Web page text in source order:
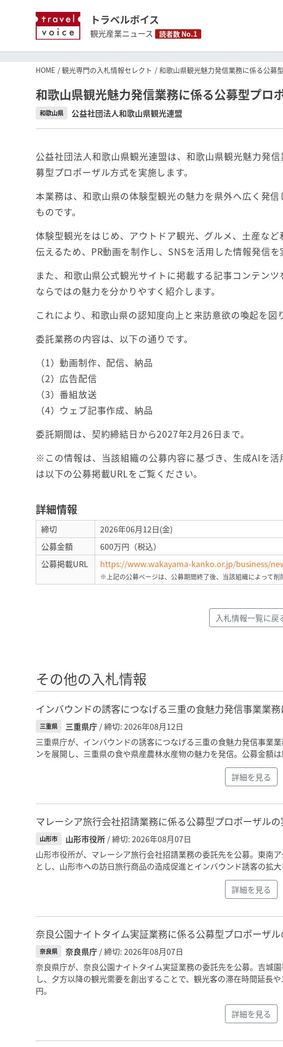
トラベルボイス
観光産業ニュース 読者数 No.1
HOME 観光専門の入札情報セレクト 和歌山県観光魅力発信業務に係る公募
和歌山県観光魅力発信業務に係る公募型プロ
和歌山県 公益社団法人和歌山県観光連盟
公益社団法人和歌山県観光連盟は、和歌山県観光魅力発
募型プロポーザル方式を実施します。
本業務は、和歌山県の体験型観光の魅力を県外へ広く発
ものです。
体験型観光をはじめ、アウトドア観光、グルメ、土産な
伝えるため、PR動画を制作し、SNSを活用した情報発信を
また、和歌山県公式観光サイトに掲載する記事コンテン
ならではの魅力を分かりやすく紹介します。
これにより、和歌山県の認知度向上と来訪意欲の喚起を図
委託業務の内容は、以下の通りです。
（1）動画制作、配信、納品
（2）広告配信
（3）番組放送
（4）ウェブ記事作成、納品
委託期間は、契約締結日から2027年2月26日まで。
※この情報は、当該組織の公募内容に基づき、生成AIを
は以下の公募掲載URLをご覧ください。
詳細情報
締切
2026年06月12日(金)
公募金額
600万円（税込）
公募掲載URL
https://www.wakayama-kanko.or.jp/business/
※上記の公募ページは、公募期間終了後、当該組織によって削
入札情報一覧に戻
その他の入札情報
インバウンドの誘客につなげる三重の食魅力発信事業業
三重県 三重県庁 / 締切: 2026年08月12日
三重県庁が、インバウンドの誘客につなげる三重の食魅力発信事業
ンを展開し、三重県の食や県産農林水産物の魅力を発信。公募金額は
詳細を見る
マレーシア旅行会社招請業務に係る公募型プロポーザル
山形市 山形市役所 / 締切: 2026年08月07日
山形市役所が、マレーシア旅行会社招請業務の委託先を公募。東南
とし、山形市への訪日旅行商品の造成促進とインバウンド誘客の拡
詳細を見る
奈良公園ナイトタイム実証業務に係る公募型プロポーザ
奈良県 奈良県庁 / 締切: 2026年08月07日
奈良県庁が、奈良公園ナイトタイム実証業務の委託先を公募。吉城
し、夕方以降の観光需要を創出することで、観光客の滞在時間延長
円。
詳細を見る